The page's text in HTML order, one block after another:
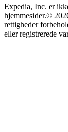
Expedia, Inc. er
hjemmesider.©
rettigheder
eller registrerede